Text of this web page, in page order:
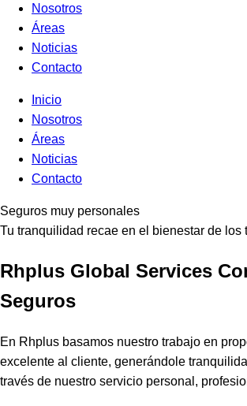
Nosotros
Áreas
Noticias
Contacto
Inicio
Nosotros
Áreas
Noticias
Contacto
Seguros muy personales
Tu tranquilidad recae en el bienestar de los
Rhplus Global Services
Seguros
En Rhplus basamos nuestro trabajo en
excelente al cliente, generándole
través de nuestro servicio personal,